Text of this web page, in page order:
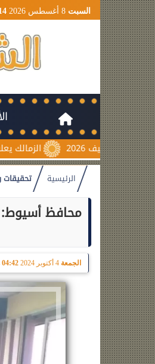
السبت
الزمالك يعلن رسميًا جهاز معتمد
الرئيسية تحقيقات
الجمعة 4 أكتوبر 2024 04:42 مـ